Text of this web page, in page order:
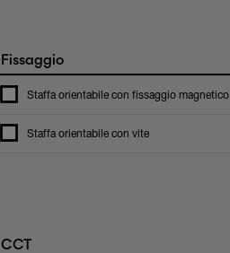
Fissaggio
Staffa orientabile con fissaggio magnetico
Staffa orientabile con vite
CCT